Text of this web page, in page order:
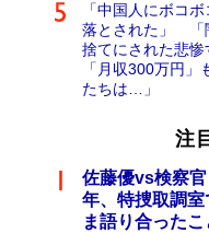
「中国人にボコ
落とされた」 「
捨てにされた悲
「月収300万円
たちは…」
注
佐藤優vs検察
年、特捜取調
ま語り合ったこ